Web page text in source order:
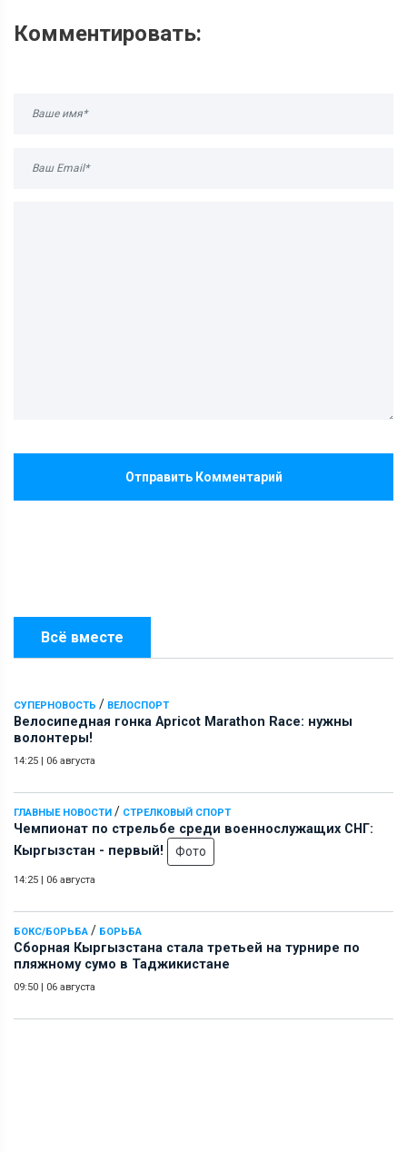
Всё вместе
СУПЕРНОВОСТЬ / ВЕЛОСПОРТ
Велосипедная гонка Apricot Marathon Race: нужны
волонтеры!
14:25 | 06 августа
ГЛАВНЫЕ НОВОСТИ / СТРЕЛКОВЫЙ СПОРТ
Чемпионат по стрельбе среди военнослужащих СНГ:
Кыргызстан - первый!
Фото
14:25 | 06 августа
БОКС/БОРЬБА / БОРЬБА
Сборная Кыргызстана стала третьей на турнире по
пляжному сумо в Таджикистане
09:50 | 06 августа
Комментировать:
Отправить Комментарий